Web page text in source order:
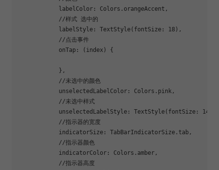
            labelColor: Colors.orangeAccent,
//样式 选中的
            labelStyle: TextStyle(fontSize:
18),
//点击事件
            onTap: (index) {
            },
//未选中的颜色
            unselectedLabelColor: Colors.pink,
//未选中样式
            unselectedLabelStyle: TextStyle(fontSize:
14
//指示器的宽度
            indicatorSize: TabBarIndicatorSize.tab,
//指示器颜色
            indicatorColor: Colors.amber,
//指示器高度